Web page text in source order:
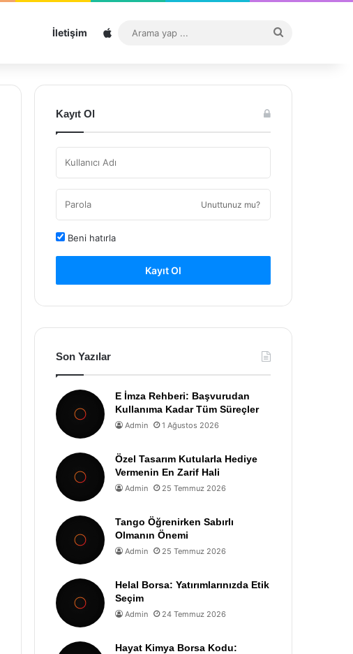
İletişim Sitemap
...
Kayıt Ol
Unuttunuz mu?
Beni hatırla
Kayıt Ol
Son Yazılar
E İmza Rehberi: Başvurudan
Kullanıma Kadar Tüm Süreçler
Admin 1 Ağustos 2026
Özel Tasarım Kutularla Hediye
Vermenin En Zarif Hali
Admin 25 Temmuz 2026
Tango Öğrenirken Sabırlı
Olmanın Önemi
Admin 25 Temmuz 2026
Helal Borsa: Yatırımlarınızda Etik
Seçim
Admin 24 Temmuz 2026
Hayat Kimya Borsa Kodu: